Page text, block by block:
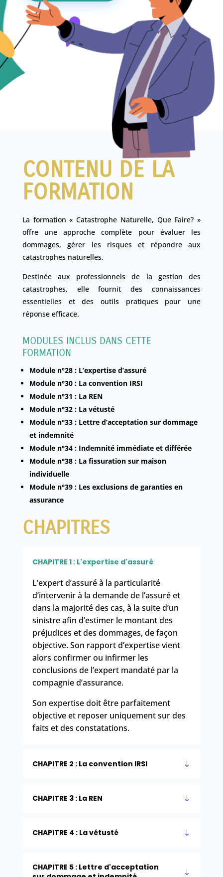
CONTENU DE LA
FORMATION
La formation « Catastrophe Naturelle, Que Faire? »
offre une approche complète pour évaluer les
dommages, gérer les risques et répondre aux
catastrophes naturelles.
Destinée aux professionnels de la gestion des
catastrophes, elle fournit des connaissances
essentielles et des outils pratiques pour une
réponse efficace.
MODULES INCLUS DANS CETTE
FORMATION
Module n°28 : L’expertise d’assuré
Module n°30 : La convention IRSI
Module n°31 : La REN
Module n°32 : La vétusté
Module n°33 : Lettre d’acceptation sur dommage
et indemnité
Module n°34 : Indemnité immédiate et différée
Module n°38 : La fissuration sur maison
individuelle
Module n°39 : Les exclusions de garanties en
assurance
CHAPITRES
CHAPITRE 1 : L'expertise d'assuré
L’expert d’assuréà la particularité
d’intervenir à la demande de l’assuréet
dans la majorité des cas, à la suite d’un
sinistreafin d’estimer le montant des
préjudices et des dommages, de façon
objective. Son rapport d’expertisevient
alors confirmer ou infirmer les
conclusions de l’expert mandaté par la
compagnie d’assurance.
Son expertise doit être parfaitement
objectiveet reposer uniquement sur des
faits et des constatations.
CHAPITRE 2 : La convention IRSI
CHAPITRE 3 : La REN
CHAPITRE 4 : La vétusté
CHAPITRE 5 : Lettre d'acceptation